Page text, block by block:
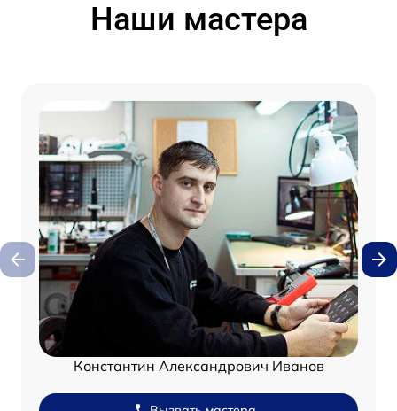
Наши мастера
Константин Александрович Иванов